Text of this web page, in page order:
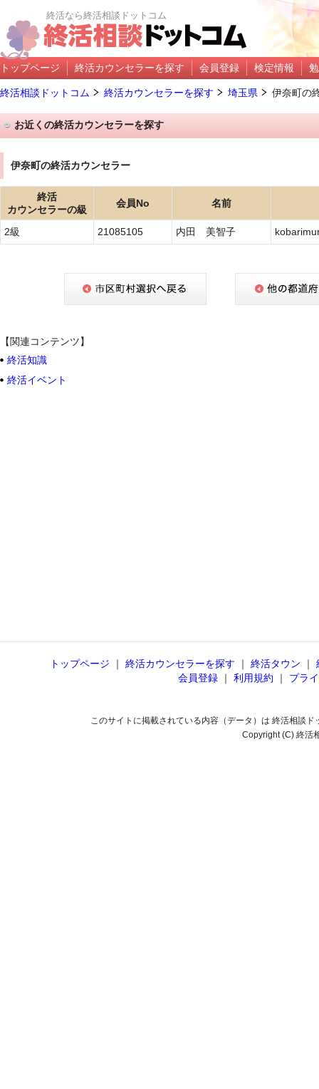
終活なら終活相談ドットコム
トップページ 終活カウンセラーを探す 会員登録 検定情報
終活相談ドットコム 終活カウンセラーを探す 埼玉県 伊奈町の
お近くの終活カウンセラーを探す
伊奈町の終活カウンセラー
終活
カウンセラーの級
会員No 名前
2級 21085105 内田 美智子
【関連コンテンツ】
終活知識
終活イベント
トップページ ｜ 終活カウンセラーを探す ｜ 終活タウン ｜
会員登録 ｜ 利用規約 ｜ プラ
このサイトに掲載されている内容（データ）は 終活相談
Copyright (C) 終活